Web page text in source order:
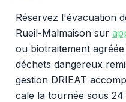
Réservez l'évacuation
Rueil-Malmaison sur
ou biotraitement
déchets dangereux
gestion DRIEAT
cale la tournée sous